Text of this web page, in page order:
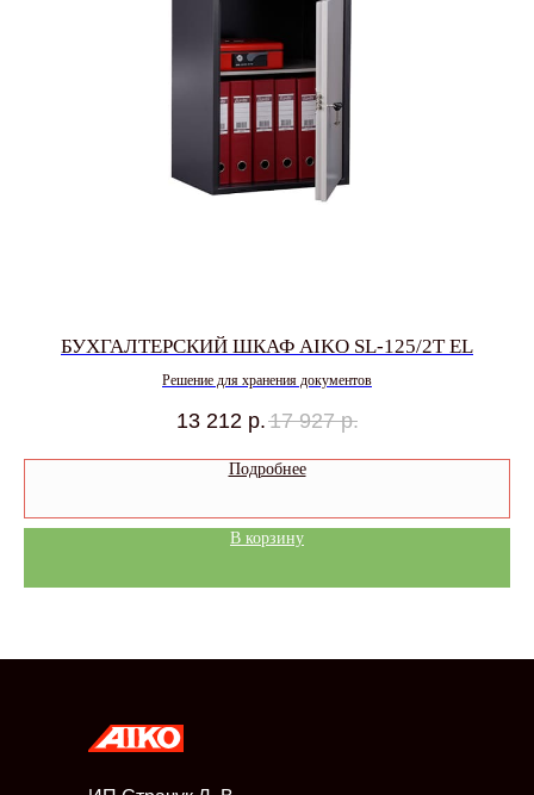
БУХГАЛТЕРСКИЙ ШКАФ AIKO SL-125/2T EL
Решение для хранения документов
13 212 р.17 927 р.
Подробнее
В корзину